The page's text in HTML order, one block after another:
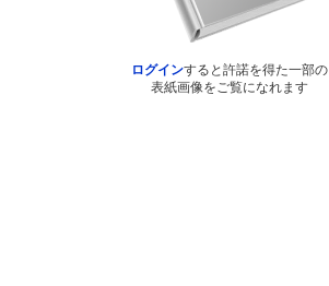
ログインすると許諾を得た一部の
表紙画像をご覧になれます